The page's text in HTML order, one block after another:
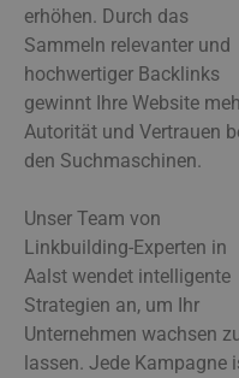
erhöhen. Durch das
Sammeln relevanter und
hochwertiger Backlinks
gewinnt Ihre Website
Autorität und Vertrauen
den Suchmaschinen.
Unser Team von
Linkbuilding-Experten in
Aalst wendet intelligente
Strategien an, um Ihr
Unternehmen wachsen
lassen. Jede Kampagne